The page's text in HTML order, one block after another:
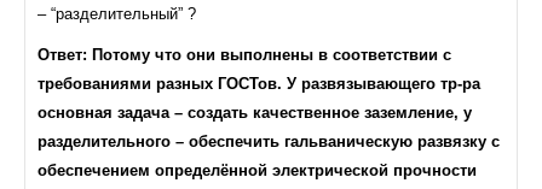
– “разделительный” ?
Ответ: Потому что они выполнены в соответствии с
требованиями разных ГОСТов. У развязывающего тр-ра
основная задача – создать качественное заземление, у
разделительного – обеспечить гальваническую развязку с
обеспечением определённой электрической прочности